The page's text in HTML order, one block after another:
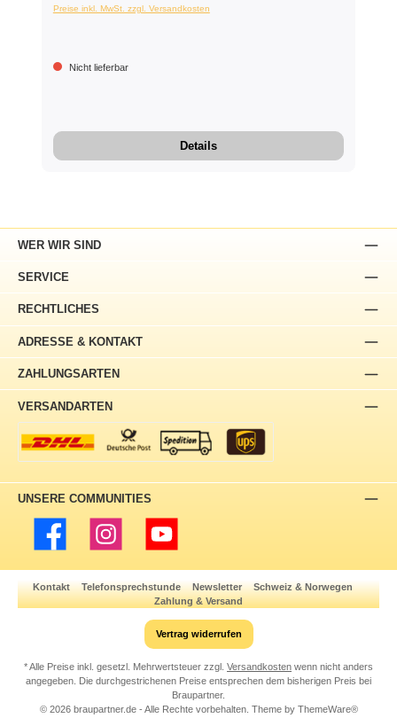
Preise inkl. MwSt. zzgl. Versandkosten
Nicht lieferbar
Details
ADRESSE & KONTAKT
WER WIR SIND
SERVICE
RECHTLICHES
ZAHLUNGSARTEN
VERSANDARTEN
UNSERE COMMUNITIES
Facebook Instagram YouTube
Kontakt Telefonsprechstunde Newsletter
Schweiz & Norwegen
Zahlung & Versand
Vertrag widerrufen
* Alle Preise inkl. gesetzl. Mehrwertsteuer zzgl. Versandkosten wenn nicht anders
angegeben. Die durchgestrichenen Preise entsprechen dem bisherigen Preis bei
Braupartner.
© 2026 braupartner.de - Alle Rechte vorbehalten. Theme by ThemeWare®